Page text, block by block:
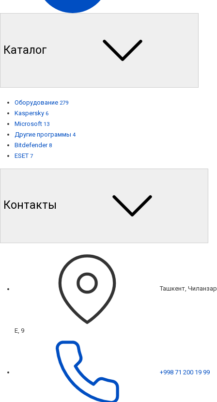
Каталог
Оборудование 279
Kaspersky 6
Microsoft 13
Другие программы 4
Bitdefender 8
ESET 7
Контакты
Ташкент, Чиланзар
Е, 9
+998 71 200 19 99